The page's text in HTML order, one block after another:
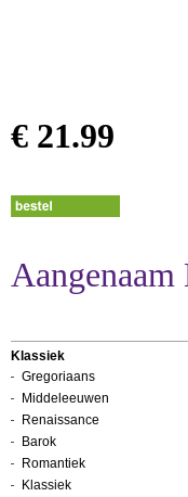
€ 21.99
Klassiek
Gregoriaans
Middeleeuwen
Renaissance
Barok
Romantiek
Klassiek